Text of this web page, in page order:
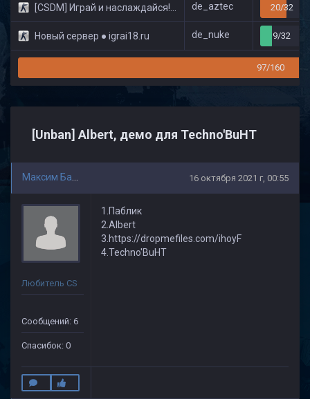
[CSDM] Играй и наслаждайся! © Classic de_aztec 20/32
Новый сервер ● igrai18.ru de_nuke 9/32
97/160
[Unban] Albert, демо для Techno'BuHT
16 октября 2021 г, 00:55
Любитель CS
Сообщений: 6
Спасибок: 0
1.Паблик
2.Albert
3.https://dropmefiles.com/ihoyF
4.Techno'BuHT